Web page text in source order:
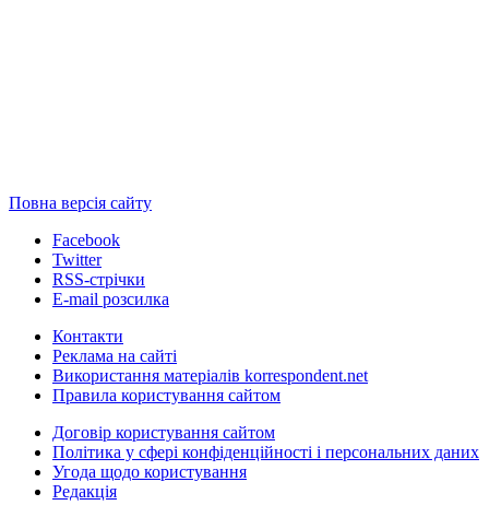
Повна версія сайту
Facebook
Twitter
RSS-стрічки
E-mail розсилка
Контакти
Реклама на сайті
Використання матеріалів korrespondent.net
Правила користування сайтом
Договір користування сайтом
Політика у сфері конфіденційності і персональних даних
Угода щодо користування
Редакція